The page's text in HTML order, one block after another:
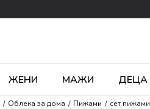
ЖЕНИ МАЖИ ДЕЦА
Облека за дома Пижами сет пижами